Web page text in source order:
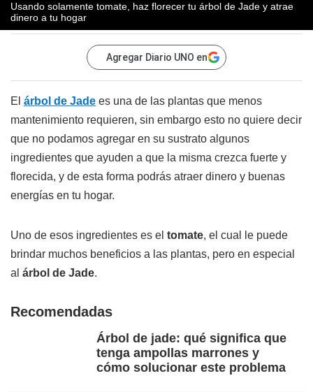
Usando solamente tomate, haz florecer tu árbol de Jade y atrae
dinero a tu hogar
Agregar Diario UNO en
El árbol de Jade es una de las plantas que menos
mantenimiento requieren, sin embargo esto no quiere decir
que no podamos agregar en su sustrato algunos
ingredientes que ayuden a que la misma crezca fuerte y
florecida, y de esta forma podrás atraer dinero y buenas
energías en tu hogar.
Uno de esos ingredientes es el tomate, el cual le puede
brindar muchos beneficios a las plantas, pero en especial
al árbol de Jade.
Recomendadas
Árbol de jade: qué significa que
tenga ampollas marrones y
cómo solucionar este problema